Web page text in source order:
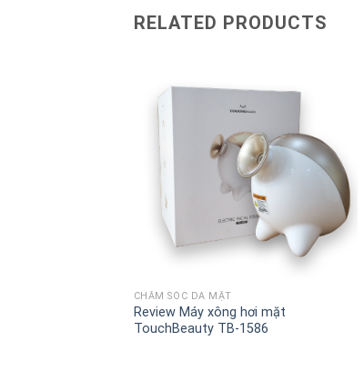
RELATED PRODUCTS
CHĂM SÓC DA MẶT
Review Máy xông hơi mặt
TouchBeauty TB-1586